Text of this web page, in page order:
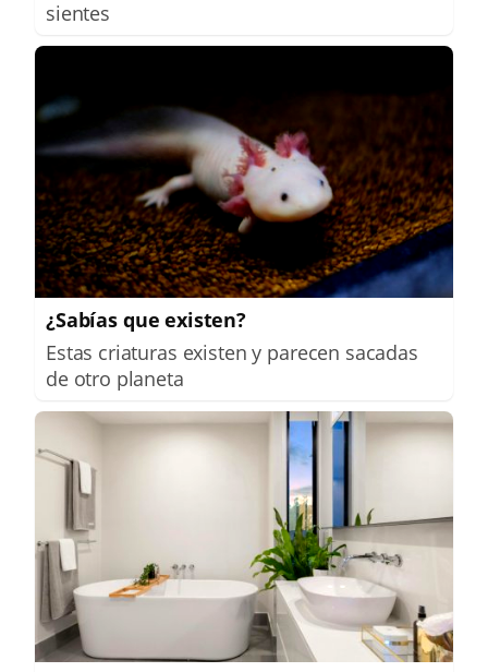
sientes
¿Sabías que existen?
Estas criaturas existen y parecen sacadas
de otro planeta